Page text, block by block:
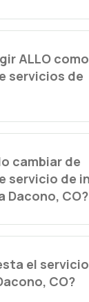
ALLO
servicios de
cambiar de
servicio de
Dacono, CO?
el
CO?